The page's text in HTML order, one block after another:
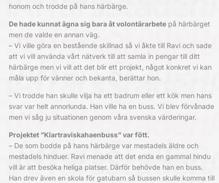
honom och trodde på hans härbärge.
De hade kunnat ägna sig bara åt volontärarbetepå härbärget
men de valde en annan väg.
– Vi ville göra en bestående skillnad så vi åkte till Ravi och sade
att vi vill använda vårt nätverk till att samla in pengar till ditt
härbärge men vi vill att det blir ett projekt, något konkret vi kan
måla upp för vänner och bekanta, berättar hon.
– Vi trodde han skulle vilja ha ett badrum eller ett kök men hans
svar var helt annorlunda. Han ville ha en buss. Vi blev förvånade
men vi såg ju situationen genom våra svenska värderingar.
Projektet ”Klartraviskahaenbuss” var fött.
– De som bodde på hans härbärge var mestadels äldre och
mestadels hinduer. Ravi menade att det enda en gammal hindu
vill är att besöka heliga platser. Därför behövde han en buss.
Han drev även en skola för gatubarn så bussen skulle komma till